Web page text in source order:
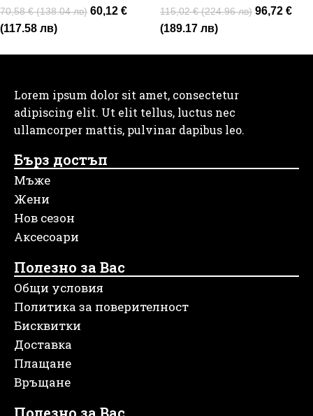
70,58 € (138.04 лв) 60,12 €
(117.58 лв)
115,02 € (224.96 лв) 96,72 €
(189.17 лв)
Lorem ipsum dolor sit amet, consectetur
adipiscing elit. Ut elit tellus, luctus nec
ullamcorper mattis, pulvinar dapibus leo.
Бърз достъп
Мъже
Жени
Нов сезон
Аксесоари
Полезно за Вас
Общи условия
Политика за поверителност
Бисквитки
Доставка
Плащане
Връщане